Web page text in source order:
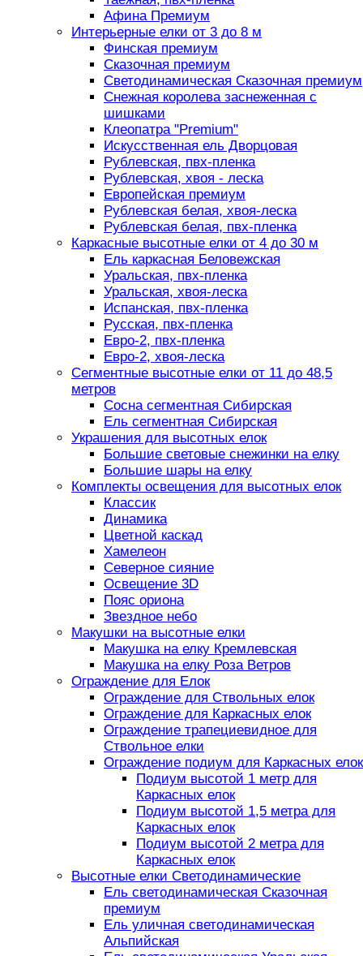
Афина Премиум
Интерьерные елки от 3 до 8 м
Финская премиум
Сказочная премиум
Светодинамическая Сказочная премиум
Снежная королева заснеженная с
шишками
Клеопатра "Premium"
Искусственная ель Дворцовая
Рублевская, пвх-пленка
Рублевская, хвоя - леска
Европейская премиум
Рублевская белая, хвоя-леска
Рублевская белая, пвх-пленка
Каркасные высотные елки от 4 до 30 м
Ель каркасная Беловежская
Уральская, пвх-пленка
Уральская, хвоя-леска
Испанская, пвх-пленка
Русская, пвх-пленка
Евро-2, пвх-пленка
Евро-2, хвоя-леска
Сегментные высотные елки от 11 до 48,5
метров
Сосна сегментная Сибирская
Ель сегментная Сибирская
Украшения для высотных елок
Большие световые снежинки на елку
Большие шары на елку
Комплекты освещения для высотных елок
Классик
Динамика
Цветной каскад
Хамелеон
Северное сияние
Освещение 3D
Пояс ориона
Звездное небо
Макушки на высотные елки
Макушка на елку Кремлевская
Макушка на елку Роза Ветров
Ограждение для Елок
Ограждение для Ствольных елок
Ограждение для Каркасных елок
Ограждение трапециевидное для
Ствольное елки
Ограждение подиум для Каркасных елок
Подиум высотой 1 метр для
Каркасных елок
Подиум высотой 1,5 метра для
Каркасных елок
Подиум высотой 2 метра для
Каркасных елок
Высотные елки Светодинамические
Ель светодинамическая Сказочная
премиум
Ель уличная светодинамическая
Альпийская